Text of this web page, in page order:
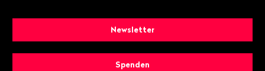
Newsletter
Spenden